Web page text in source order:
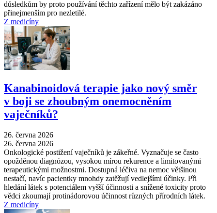
důsledkům by proto používání těchto zařízení mělo být zakázáno
přinejmenším pro nezletilé.
Z medicíny
Kanabinoidová terapie jako nový směr
v boji se zhoubným onemocněním
vaječníků?
26. června 2026
26. června 2026
Onkologické postižení vaječníků je zákeřné. Vyznačuje se často
opožděnou diagnózou, vysokou mírou rekurence a limitovanými
terapeutickými možnostmi. Dostupná léčiva na nemoc většinou
nestačí, navíc pacientky mnohdy zatěžují vedlejšími účinky. Při
hledání látek s potenciálem vyšší účinnosti a snížené toxicity proto
vědci zkoumají protinádorovou účinnost různých přírodních látek.
Z medicíny